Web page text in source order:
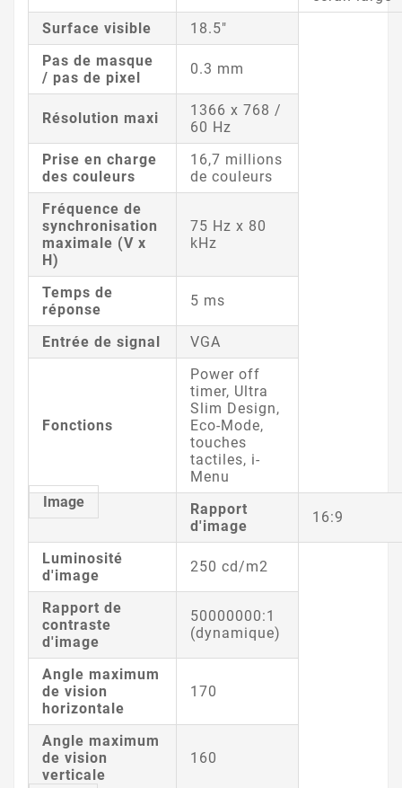
Surface visible
18.5"
Pas de masque
/ pas de pixel
0.3 mm
Résolution maxi
1366 x 768 /
60 Hz
Prise en charge
des couleurs
16,7 millions
de couleurs
Fréquence de
synchronisation
maximale (V x
H)
75 Hz x 80
kHz
Temps de
réponse
5 ms
Entrée de signal VGA
Fonctions
Power off
timer, Ultra
Slim Design,
Eco-Mode,
touches
tactiles, i-
Menu
Image
Rapport
d'image
16:9
Luminosité
d'image
250 cd/m2
Rapport de
contraste
d'image
50000000:1
(dynamique)
Angle maximum
de vision
horizontale
170
Angle maximum
de vision
verticale
160